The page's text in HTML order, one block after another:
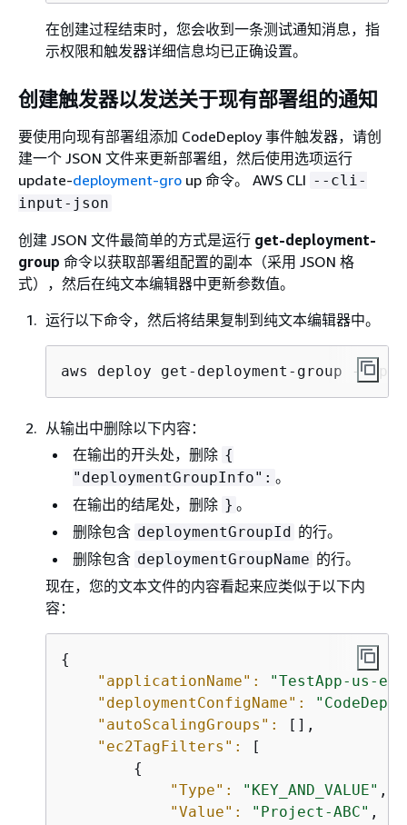
在创建过程结束时，您会收到一条测试通知消息，指
示权限和触发器详细信息均已正确设置。
创建触发器以发送关于现有部署组的通知
要使用向现有部署组添加 CodeDeploy 事件触发器，请创
建一个 JSON 文件来更新部署组，然后使用选项运行
update-deployment-gro up 命令。 AWS CLI --cli-
input-json
创建 JSON 文件最简单的方式是运行 get-deployment-
group 命令以获取部署组配置的副本（采用 JSON 格
式），然后在纯文本编辑器中更新参数值。
运行以下命令，然后将结果复制到纯文本编辑器中。
aws deploy get-deployment-group --
从输出中删除以下内容：
在输出的开头处，删除 {
"deploymentGroupInfo": 。
在输出的结尾处，删除 } 。
删除包含 deploymentGroupId 的行。
删除包含 deploymentGroupName 的行。
现在，您的文本文件的内容看起来应类似于以下内
容：
{
"applicationName":
"TestApp-us-
"deploymentConfigName":
"autoScalingGroups":
[],
"ec2TagFilters":
[
{
"Type":
"KEY_AND_VALUE" ,
"Value":
"Project-ABC" ,